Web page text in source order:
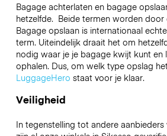
Bagage achterlaten en bagage
hetzelfde. Beide termen worden door
Bagage opslaan is internationaal
term. Uiteindelijk draait het om
nodig waar je je bagage kwijt kunt en
ophalen. Dus, om welk type opslag
LuggageHero staat voor je klaar.
Veiligheid
In tegenstelling tot andere aanbieders